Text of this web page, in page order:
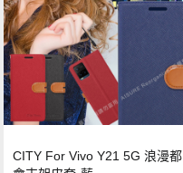
CITY For Vivo Y21 5G 浪漫都